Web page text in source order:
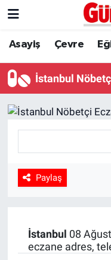
Asayiş Çevre
İstanbul
Paylaş
İstanbul 08
eczane adres,
Asayiş
Çevre
Eğitim
Gündem
Magazin
İstanbul Hava
İstanbul Trafik
Süper Lig Puan
Son Dakika